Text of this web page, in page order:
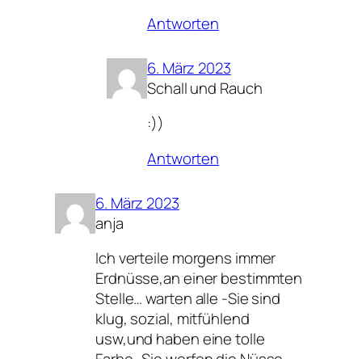
Antworten
6. März 2023
Schall und Rauch
:))
Antworten
6. März 2023
anja
Ich verteile morgens immer
Erdnüsse,an einer bestimmten
Stelle… warten alle -Sie sind
klug, sozial, mitfühlend
usw,und haben eine tolle